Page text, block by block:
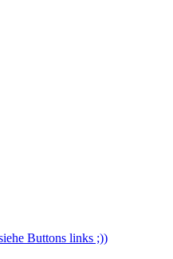
Buttons links ;))